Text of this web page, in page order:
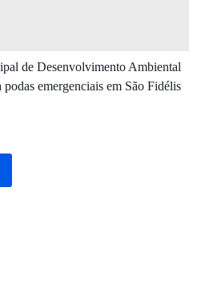
de Desenvolvimento Ambiental
emergenciais em São Fidélis